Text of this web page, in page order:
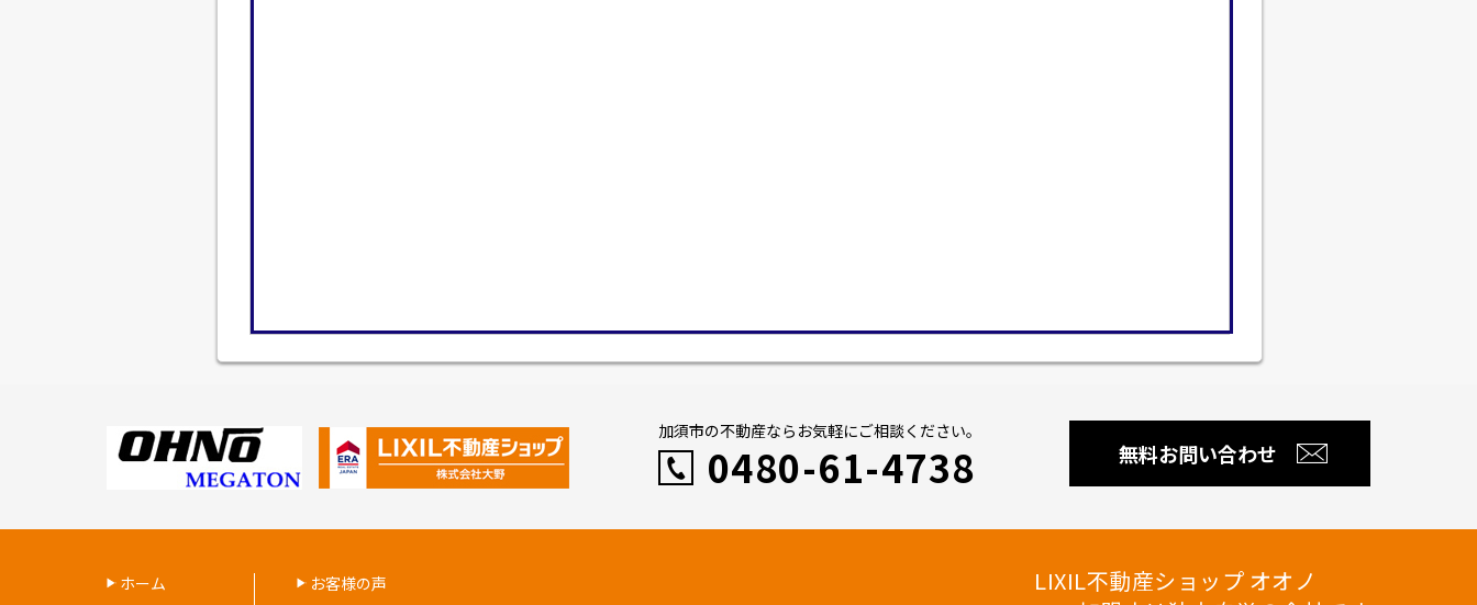
加須市の不動産ならお気軽にご相談ください。
0480-61-4738 無料お問い合わせ
ホーム
お客様の声
LIXIL不動産ショップ オオノ